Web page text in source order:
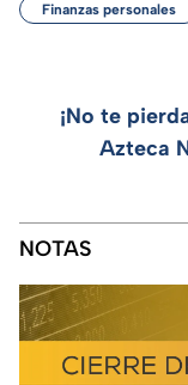
Finanzas personales
¡No te
Azteca
NOTAS